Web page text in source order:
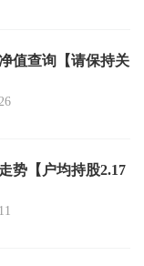
值查询【请保持关
势【户均持股2.17